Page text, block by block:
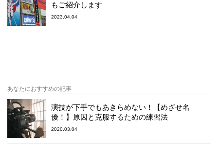
もご紹介します
2023.04.04
あなたにおすすめの記事
演技が下手でもあきらめない！【めざせ名
優！】原因と克服するための練習法
2020.03.04